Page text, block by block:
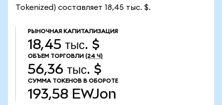
Tokenized) составляет 18,45 тыс. $.
РЫНОЧНАЯ КАПИТАЛИЗАЦИЯ
18,45 тыс. $
ОБЪЕМ ТОРГОВЛИ (24 Ч)
56,36 тыс. $
СУММА ТОКЕНОВ В ОБОРОТЕ
193,58 EWJon